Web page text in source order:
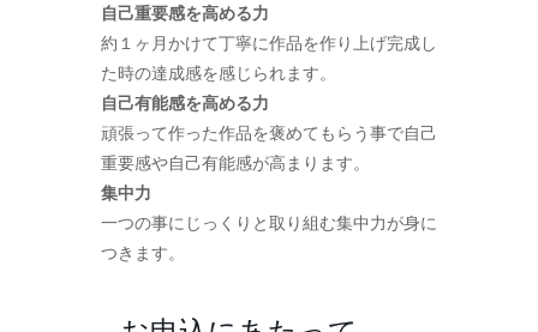
自己重要感を高める力
約１ヶ月かけて丁寧に作品を作り上げ完成し
た時の達成感を感じられます。
自己有能感を高める力
頑張って作った作品を褒めてもらう事で自己
重要感や自己有能感が高まります。
集中力
一つの事にじっくりと取り組む集中力が身に
つきます。